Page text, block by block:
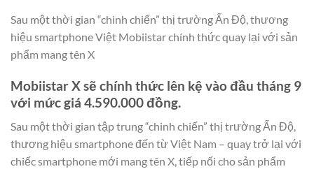
Sau một thời gian “chinh chiến” thị trường Ấn Độ, thương
hiệu smartphone Việt Mobiistar chính thức quay lại với sản
phẩm mang tên X
Mobiistar X sẽ chính thức lên kệ vào đầu tháng 9
với mức giá 4.590.000 đồng.
Sau một thời gian tập trung “chinh chiến” thị trường Ấn Độ,
thương hiệu smartphone đến từ Việt Nam – quay trở lại với
chiếc smartphone mới mang tên X, tiếp nối cho sản phẩm